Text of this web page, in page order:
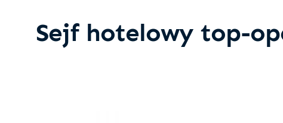
Sejf hotelowy top-